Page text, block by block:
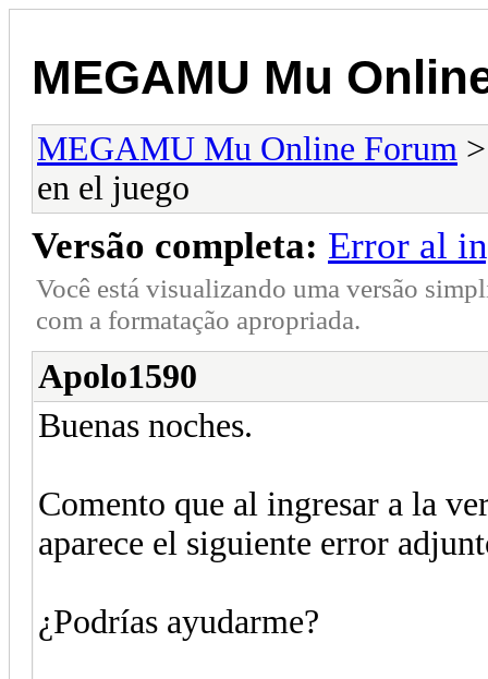
MEGAMU Mu
MEGAMU Mu Online Forum
en el juego
Versão completa: Error al
Você está visualizando uma versão
com a formatação apropriada.
Apolo1590
Buenas noches.
Comento que al ingresar a la
aparece el siguiente error
¿Podrías ayudarme?